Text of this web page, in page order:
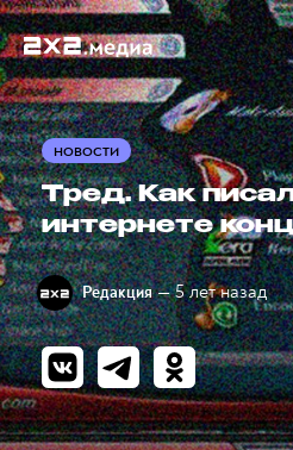
НОВОСТИ
Тред. Как
интернете
Редакция — 5 лет назад